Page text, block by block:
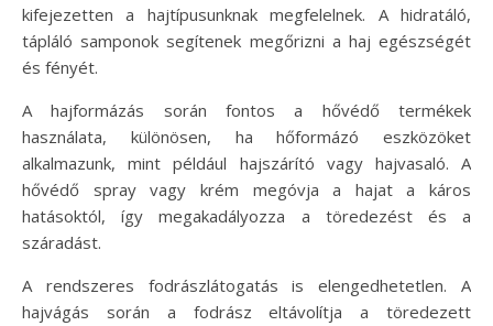
kifejezetten a hajtípusunknak megfelelnek. A hidratáló,
tápláló samponok segítenek megőrizni a haj egészségét
és fényét.
A hajformázás során fontos a hővédő termékek
használata, különösen, ha hőformázó eszközöket
alkalmazunk, mint például hajszárító vagy hajvasaló. A
hővédő spray vagy krém megóvja a hajat a káros
hatásoktól, így megakadályozza a töredezést és a
száradást.
A rendszeres fodrászlátogatás is elengedhetetlen. A
hajvágás során a fodrász eltávolítja a töredezett